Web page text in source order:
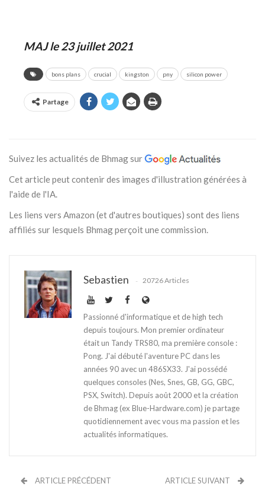
MAJ le 23 juillet 2021
bons plans crucial kingston pny silicon power
Partage
Suivez les actualités de Bhmag sur
Cet article peut contenir des images d'illustration générées à
l'aide de l'IA.
Les liens vers Amazon (et d'autres boutiques) sont des liens
affiliés sur lesquels Bhmag perçoit une commission.
Sebastien 20726 Articles
Passionné d'informatique et de high tech
depuis toujours. Mon premier ordinateur
était un Tandy TRS80, ma première console :
Pong. J'ai débuté l'aventure PC dans les
années 90 avec un 486SX33. J'ai possédé
quelques consoles (Nes, Snes, GB, GG, GBC,
PSX, Switch). Depuis août 2000 et la création
de Bhmag (ex Blue-Hardware.com) je partage
quotidiennement avec vous ma passion et les
actualités informatiques.
ARTICLE PRÉCÉDENT ARTICLE SUIVANT